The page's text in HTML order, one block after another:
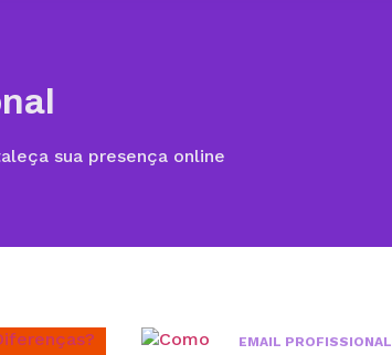
sua presença online
EMAIL PROFISSIONAL